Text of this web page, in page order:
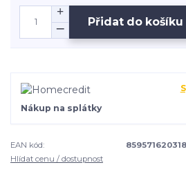
Přidat do košíku
Nákup na splátky
EAN kód:
Hlídat cenu / dostupnost